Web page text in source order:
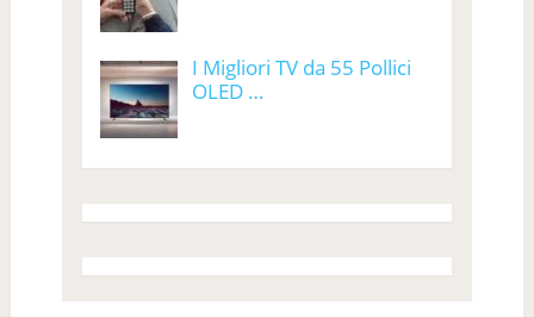
I Migliori TV da 55 Pollici
OLED …